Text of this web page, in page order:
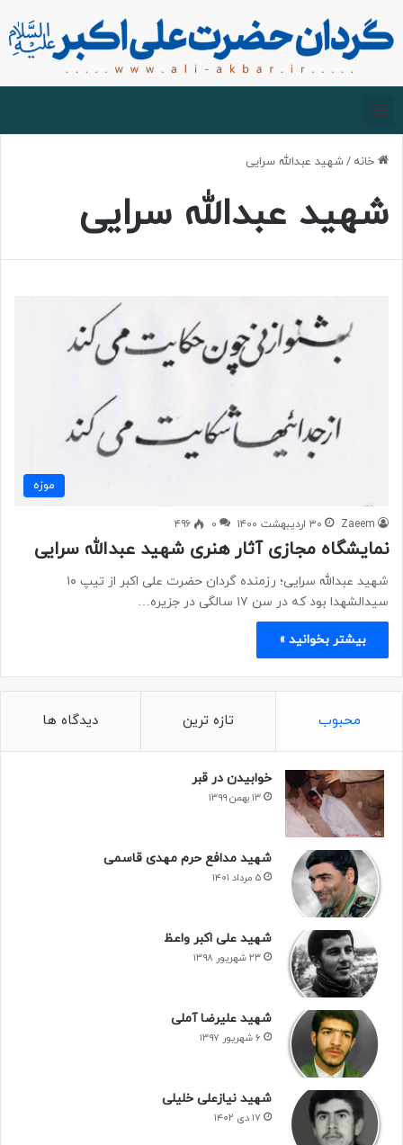
خانه /شهید عبدالله سرایی
شهید عبدالله سرایی
موزه
Zaeem ۳۰ اردیبهشت ۱۴۰۰ ۰ ۴۹۶
نمایشگاه مجازی آثار هنری شهید عبدالله سرایی
شهید عبدالله سرایی؛ رزمنده گردان حضرت علی اکبر از تیپ ۱۰
سیدالشهدا بود که در سن ۱۷ سالگی در جزیره…
بیشتر بخوانید »
محبوب تازه ترین دیدگاه ها
خوابیدن در قبر
۱۳ بهمن ۱۳۹۹
شهید مدافع حرم مهدی قاسمی
۵ مرداد ۱۴۰۱
شهید علی اکبر واعظ
۲۳ شهریور ۱۳۹۸
شهید علیرضا آملی
۶ شهریور ۱۳۹۷
شهید نیازعلی خلیلی
۱۷ دی ۱۴۰۲